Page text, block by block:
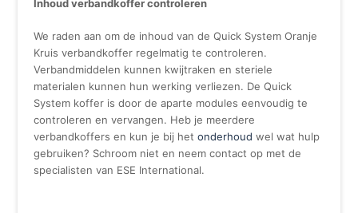
Inhoud verbandkoffer controleren
We raden aan om de inhoud van de Quick System Oranje
Kruis verbandkoffer regelmatig te controleren.
Verbandmiddelen kunnen kwijtraken en steriele
materialen kunnen hun werking verliezen. De Quick
System koffer is door de aparte modules eenvoudig te
controleren en vervangen. Heb je meerdere
verbandkoffers en kun je bij hetonderhoud wel wat hulp
gebruiken? Schroom niet en neem contact op met de
specialisten van ESE International.